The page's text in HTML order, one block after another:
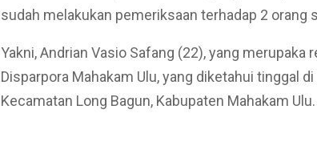
sudah melakukan pemeriksaan terhadap 2 orang
Yakni, Andrian Vasio Safang (22), yang merupaka
Disparpora Mahakam Ulu, yang diketahui tinggal
Kecamatan Long Bagun, Kabupaten Mahakam Ulu.